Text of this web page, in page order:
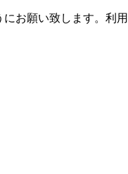
お願い致します。利